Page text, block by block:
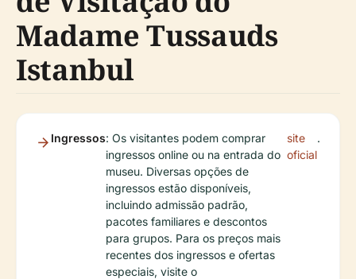
Madame Tussauds
Istanbul
Ingressos: Os visitantes podem comprar
ingressos online ou na entrada do
museu. Diversas opções de
ingressos estão disponíveis,
incluindo admissão padrão,
pacotes familiares e descontos
para grupos. Para os preços mais
recentes dos ingressos e ofertas
especiais, visite o
site
oficial
.